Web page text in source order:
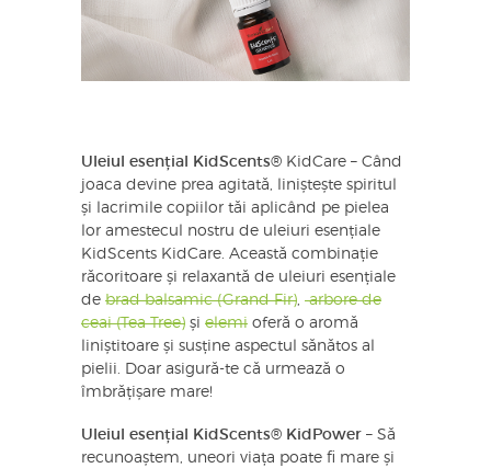
Uleiul esențial KidScents® KidCare – Când
joaca devine prea agitată, liniștește spiritul
și lacrimile copiilor tăi aplicând pe pielea
lor amestecul nostru de uleiuri esențiale
KidScents KidCare. Această combinație
răcoritoare și relaxantă de uleiuri esențiale
de brad balsamic (Grand Fir), arbore de
ceai (Tea Tree) și elemi oferă o aromă
liniștitoare și susține aspectul sănătos al
pielii. Doar asigură-te că urmează o
îmbrățișare mare!
Uleiul esențial KidScents® KidPower – Să
recunoaștem, uneori viața poate fi mare și